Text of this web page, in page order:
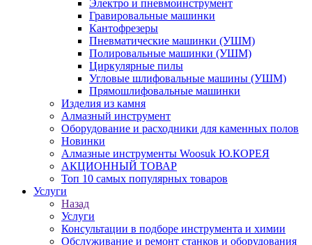
Электро и пневмоинструмент
Гравировальные машинки
Кантофрезеры
Пневматические машинки (УШМ)
Полировальные машинки (УШМ)
Циркулярные пилы
Угловые шлифовальные машины (УШМ)
Прямошлифовальные машинки
Изделия из камня
Алмазный инструмент
Оборудование и расходники для каменных полов
Новинки
Алмазные инструменты Woosuk Ю.КОРЕЯ
АКЦИОННЫЙ ТОВАР
Топ 10 самых популярных товаров
Услуги
Назад
Услуги
Консультации в подборе инструмента и химии
Обслуживание и ремонт станков и оборудования